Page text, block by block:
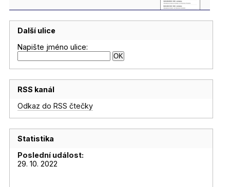
Další ulice
Napište jméno ulice:
RSS kanál
Odkaz do RSS čtečky
Statistika
Poslední událost:
29. 10. 2022